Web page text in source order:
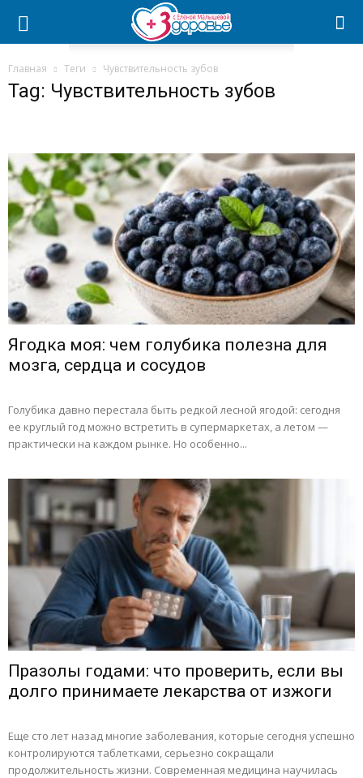
Главная Теги Чувствительность зубов
Tag: Чувствительность зубов
Ягодка моя: чем голубика полезна для
мозга, сердца и сосудов
Голубика давно перестала быть редкой лесной ягодой: сегодня
ее круглый год можно встретить в супермаркетах, а летом —
практически на каждом рынке. Но особенно...
Празолы годами: что проверить, если вы
долго принимаете лекарства от изжоги
Еще сто лет назад многие заболевания, которые сегодня успешно
контролируются таблетками, серьезно сокращали
продолжительность жизни. Современная медицина научилась